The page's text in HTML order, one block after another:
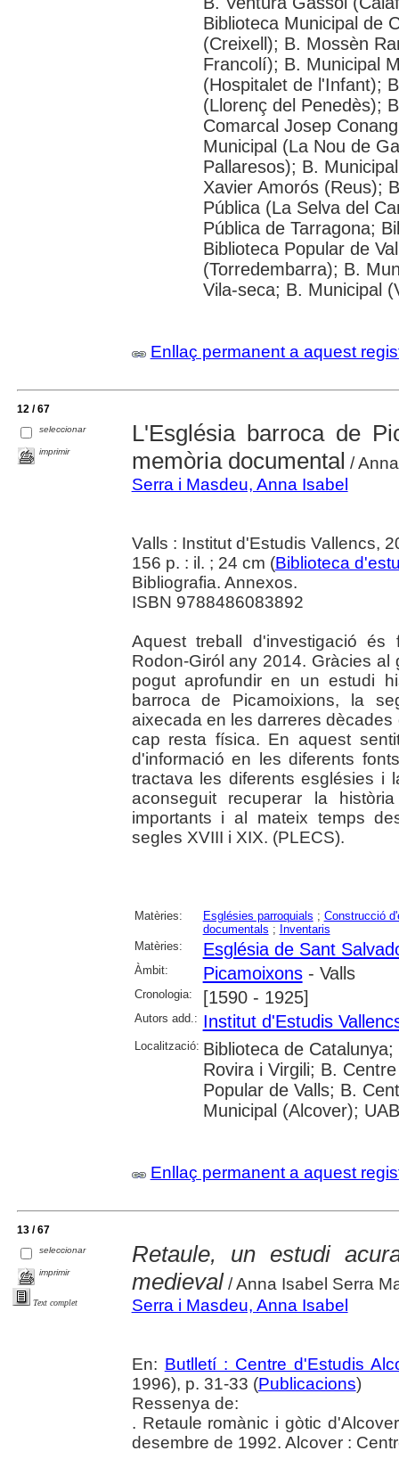
Biblioteca Municipal de
(Creixell); B. Mossèn
Francolí); B. Municipal
(Hospitalet de l'Infant);
(Llorenç del Penedès);
Comarcal Josep
Municipal (La Nou de
Pallaresos); B.
Xavier Amorós (Reus);
Pública (La Selva del
Pública de Tarragona;
Biblioteca Popular de
(Torredembarra); B.
Vila-seca; B. Municipal
Enllaç permanent a aquest
12 / 67
seleccionar
imprimir
L'Església barroca de
memòria documental /
Serra i Masdeu, Anna Isabel
Valls : Institut d'Estudis Vallencs,
156 p. : il. ; 24 cm (Biblioteca
Bibliografia. Annexos.
ISBN 9788486083892
Aquest treball d'investigació
Rodon-Giról any 2014. Gràcies
pogut aprofundir en un estudi
barroca de Picamoixions, la
aixecada en les darreres
cap resta física. En aquest
d'informació en les diferents
tractava les diferents esglésies i
aconseguit recuperar la
importants i al mateix temps
segles XVIII i XIX. (PLECS).
Matèries: Esglésies parroquials ; Construcció
documentals ; Inventaris
Matèries:
Església de Sant
Àmbit: Picamoixons- Valls
Cronologia: [1590 - 1925]
Autors add.: Institut d'Estudis
Localització: Biblioteca de
Rovira i Virgili; B.
Popular de Valls; B.
Municipal (Alcover);
Enllaç permanent a aquest
13 / 67
seleccionar
imprimir
Text complet
Retaule, un estudi
medieval/ Anna Isabel Serra
Serra i Masdeu, Anna Isabel
En: Butlletí : Centre d'Estudis
1996), p. 31-33 (Publicacions)
Ressenya de:
. Retaule romànic i gòtic
desembre de 1992. Alcover :